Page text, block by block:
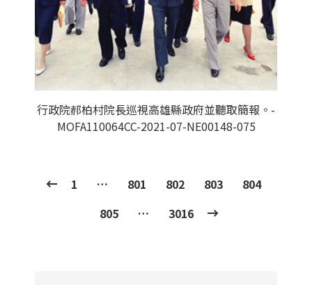
行政院郝柏村院長巡視高雄縣政府並聽取簡報。-
MOFA110064CC-2021-07-NE00148-075
1 … 801 802 803
804
805
… 3016